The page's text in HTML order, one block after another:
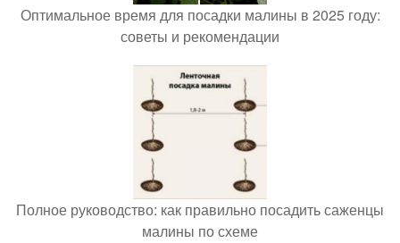
Оптимальное время для посадки малины в 2025 году:
советы и рекомендации
Полное руководство: как правильно посадить саженцы
малины по схеме